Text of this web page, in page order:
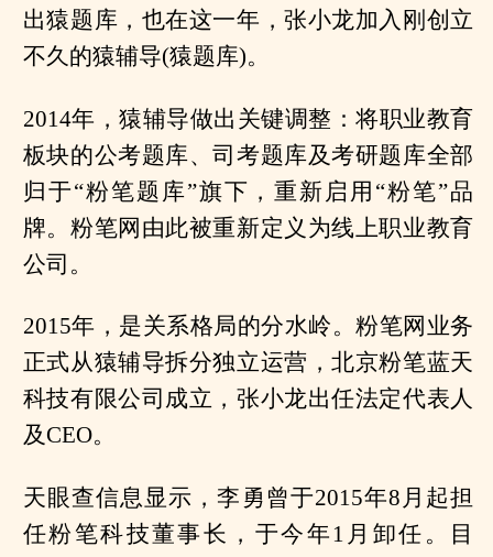
出猿题库，也在这一年，张小龙加入刚创立
不久的猿辅导(猿题库)。
2014年，猿辅导做出关键调整：将职业教育
板块的公考题库、司考题库及考研题库全部
归于“粉笔题库”旗下，重新启用“粉笔”品
牌。粉笔网由此被重新定义为线上职业教育
公司。
2015年，是关系格局的分水岭。粉笔网业务
正式从猿辅导拆分独立运营，北京粉笔蓝天
科技有限公司成立，张小龙出任法定代表人
及CEO。
天眼查信息显示，李勇曾于2015年8月起担
任粉笔科技董事长，于今年1月卸任。目